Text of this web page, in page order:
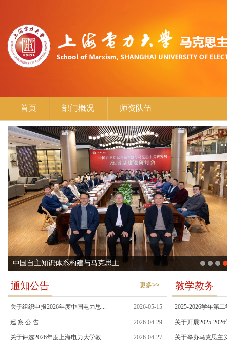
首页 部门概况 师资队伍
中国自主知识体系构建与马克思主...
通知公告 更多>>
关于组织申报2026年度中国电力思... 2026-05-15
巡 察 公 告 2026-04-29
关于评选2026年度上海电力大学教... 2026-04-27
教学教务
2025-2026学年第
关于开展2025-
关于举办马克思主